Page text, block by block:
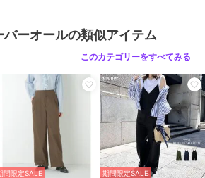
レ・クロップド・半端丈
ーオールの類似アイテム
このカテゴリーをすべてみる
間限定SALE 期間限定SALE